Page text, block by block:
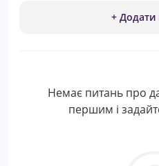
+ Додати
Немає питань про
першим і